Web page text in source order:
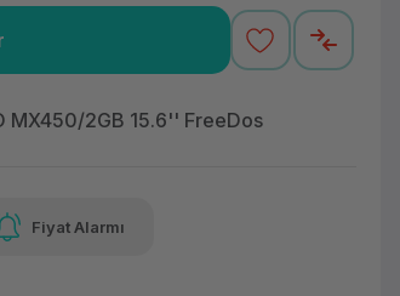
MX450/2GB 15.6'' FreeDos
Fiyat Alarmı